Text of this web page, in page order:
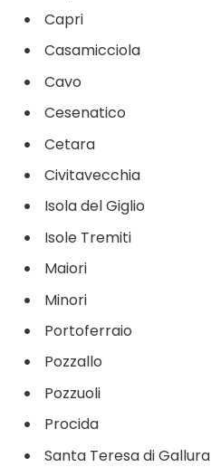
Capri
Casamicciola
Cavo
Cesenatico
Cetara
Civitavecchia
Isola del Giglio
Isole Tremiti
Maiori
Minori
Portoferraio
Pozzallo
Pozzuoli
Procida
Santa Teresa di Gallura